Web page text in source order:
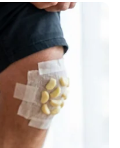
ഷായെ
|